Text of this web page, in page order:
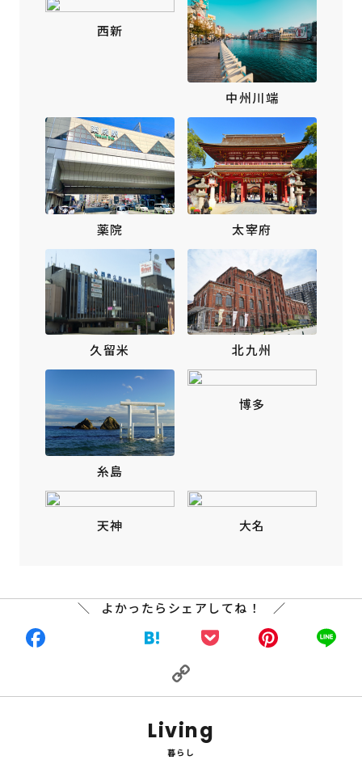
西新
中州川端
薬院 太宰府
久留米 北九州
糸島
博多
天神 大名
よかったらシェアしてね！
Facebook HatenaPocket
Link
Living
暮らし